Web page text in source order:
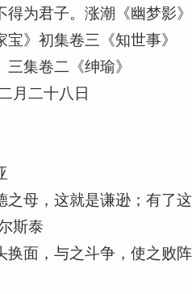
为君子。涨潮《幽梦影》
》初集卷三《知世事》
集卷二《绅瑜》
月二十八日
之母，这就是谦逊；有
斯泰
面，与之斗争，使之败